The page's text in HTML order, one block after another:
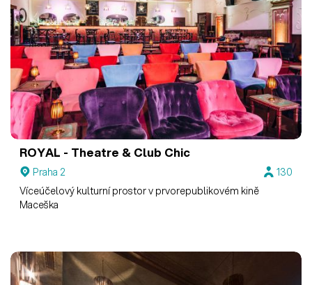
ROYAL - Theatre & Club Chic
Praha 2
130
Víceúčelový kulturní prostor v prvorepublikovém kině
Maceška